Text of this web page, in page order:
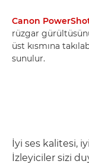
Canon
rüzgar
üst kısmına
sunulur.
İyi ses kalitesi,
İzleyiciler sizi